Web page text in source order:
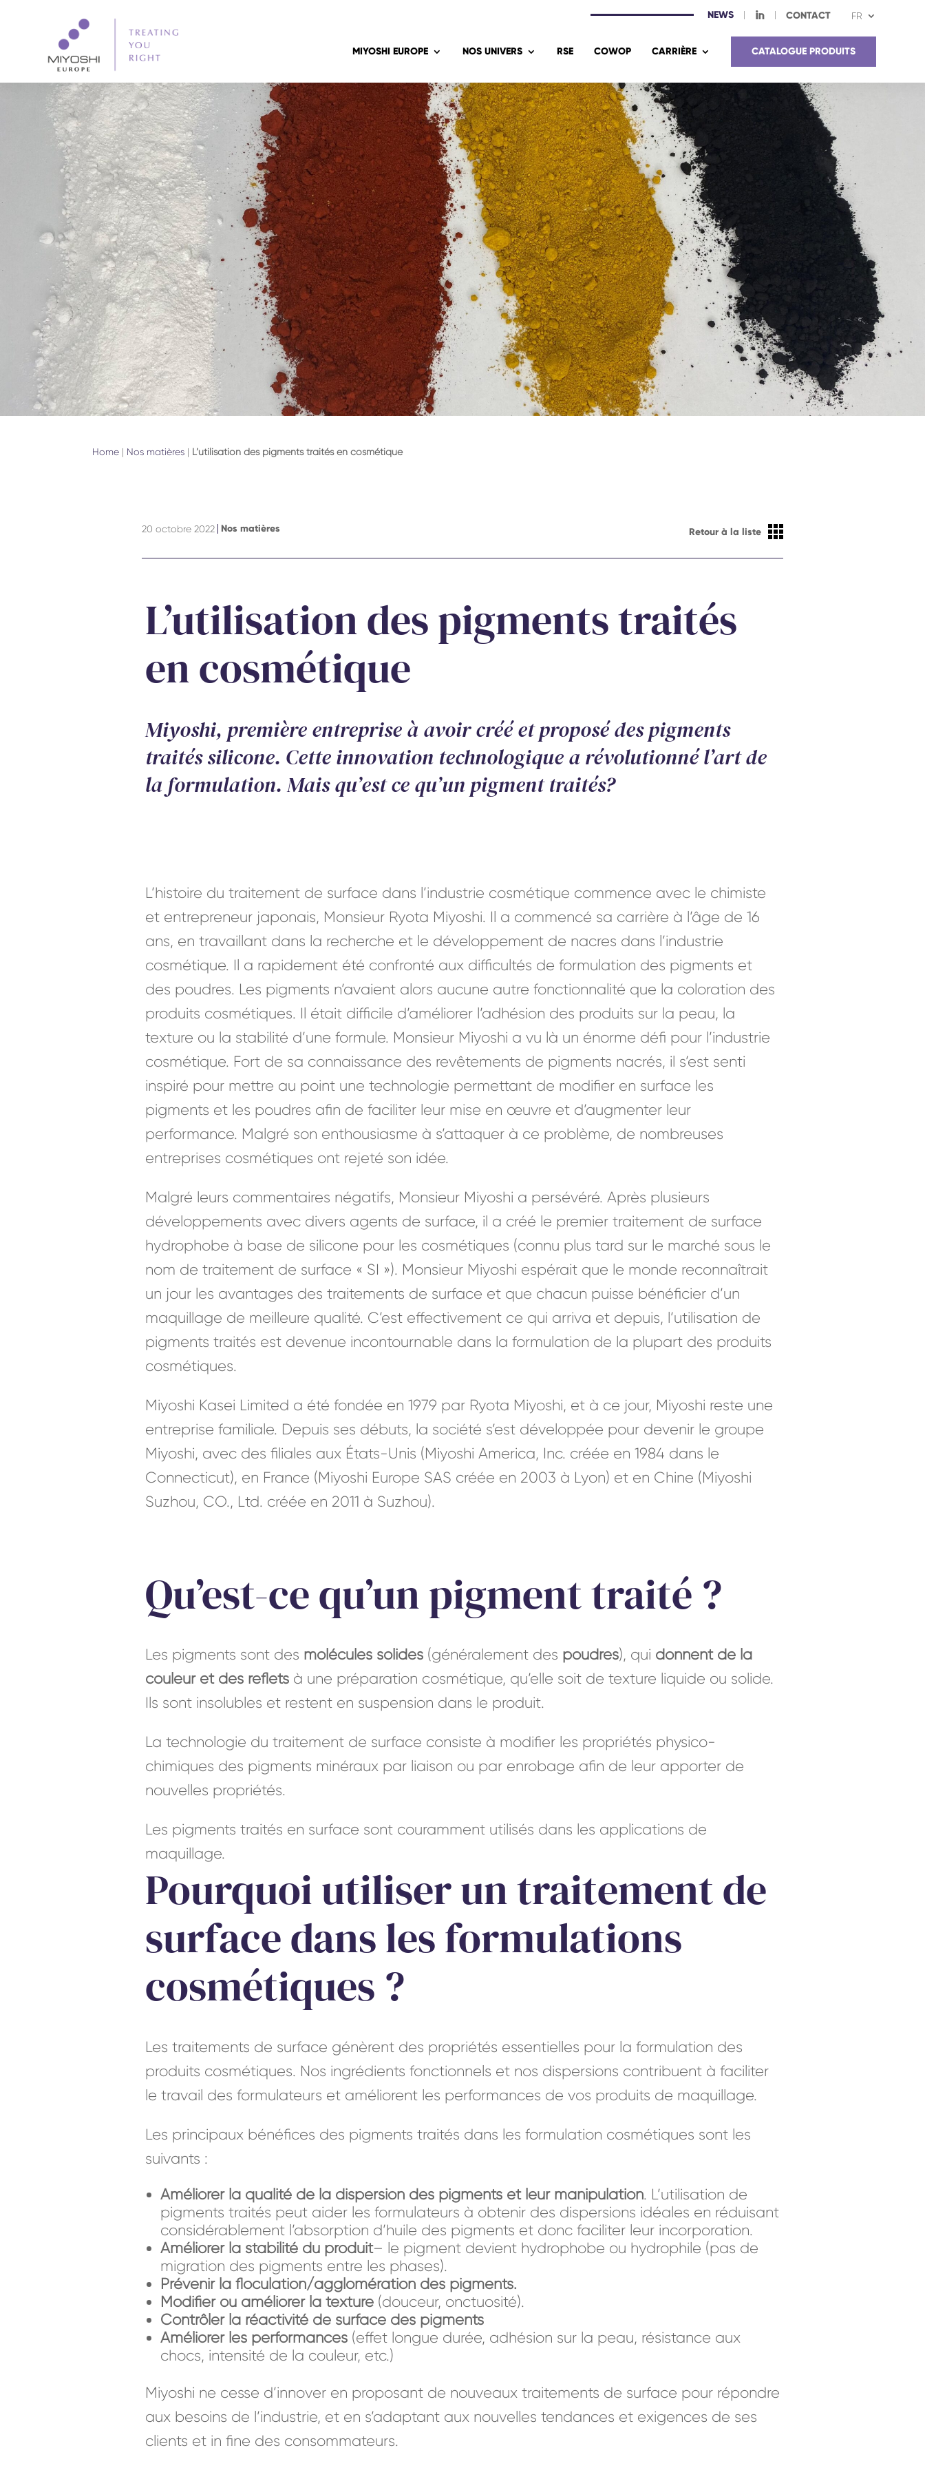
NEWS I CONTACT FR
MIYOSHI EUROPE NOS UNIVERS RSE COWOP CARRIÈRE CATALOGUE PRODUITS
Home | Nos matières | L’utilisation des pigments traités en cosmétique
20 octobre 2022 Nos matières Retour à la liste
L’utilisation des pigments traités
en cosmétique
Miyoshi, première entreprise à avoir créé et proposé des pigments
traités silicone. Cette innovation technologique a révolutionné l’art de
la formulation. Mais qu’est ce qu’un pigment traités?
L’histoire du traitement de surface dans l’industrie cosmétique commence avec le chimiste
et entrepreneur japonais, Monsieur Ryota Miyoshi. Il a commencé sa carrière à l’âge de 16
ans, en travaillant dans la recherche et le développement de nacres dans l’industrie
cosmétique. Il a rapidement été confronté aux difficultés de formulation des pigments et
des poudres. Les pigments n’avaient alors aucune autre fonctionnalité que la coloration des
produits cosmétiques. Il était difficile d’améliorer l’adhésion des produits sur la peau, la
texture ou la stabilité d’une formule. Monsieur Miyoshi a vu là un énorme défi pour l’industrie
cosmétique. Fort de sa connaissance des revêtements de pigments nacrés, il s’est senti
inspiré pour mettre au point une technologie permettant de modifier en surface les
pigments et les poudres afin de faciliter leur mise en œuvre et d’augmenter leur
performance. Malgré son enthousiasme à s’attaquer à ce problème, de nombreuses
entreprises cosmétiques ont rejeté son idée.
Malgré leurs commentaires négatifs, Monsieur Miyoshi a persévéré. Après plusieurs
développements avec divers agents de surface, il a créé le premier traitement de surface
hydrophobe à base de silicone pour les cosmétiques (connu plus tard sur le marché sous le
nom de traitement de surface « SI »). Monsieur Miyoshi espérait que le monde reconnaîtrait
un jour les avantages des traitements de surface et que chacun puisse bénéficier d’un
maquillage de meilleure qualité. C’est effectivement ce qui arriva et depuis, l’utilisation de
pigments traités est devenue incontournable dans la formulation de la plupart des produits
cosmétiques.
Miyoshi Kasei Limited a été fondée en 1979 par Ryota Miyoshi, et à ce jour, Miyoshi reste une
entreprise familiale. Depuis ses débuts, la société s’est développée pour devenir le groupe
Miyoshi, avec des filiales aux États-Unis (Miyoshi America, Inc. créée en 1984 dans le
Connecticut), en France (Miyoshi Europe SAS créée en 2003 à Lyon) et en Chine (Miyoshi
Suzhou, CO., Ltd. créée en 2011 à Suzhou).
Qu’est-ce qu’un pigment traité ?
Les pigments sont des molécules solides (généralement des poudres), qui donnent de la
couleur et des refletsà une préparation cosmétique, qu’elle soit de texture liquide ou solide.
Ils sont insolubles et restent en suspension dans le produit.
La technologie du traitement de surface consiste à modifier les propriétés physico-
chimiques des pigments minéraux par liaison ou par enrobage afin de leur apporter de
nouvelles propriétés.
Les pigments traités en surface sont couramment utilisés dans les applications de
maquillage.
Pourquoi utiliser un traitement de
surface dans les formulations
cosmétiques ?
Les traitements de surface génèrent des propriétés essentielles pour la formulation des
produits cosmétiques. Nos ingrédients fonctionnels et nos dispersions contribuent à faciliter
le travail des formulateurs et améliorent les performances de vos produits de maquillage.
Les principaux bénéfices des pigments traités dans les formulation cosmétiques sont les
suivants :
Améliorer la qualité de la dispersion des pigments et leur manipulation. L’utilisation de
pigments traités peut aider les formulateurs à obtenir des dispersions idéales en réduisant
considérablement l’absorption d’huile des pigments et donc faciliter leur incorporation.
Améliorer la stabilité du produit– le pigment devient hydrophobe ou hydrophile (pas de
migration des pigments entre les phases).
Prévenir la floculation/agglomération des pigments.
Modifier ou améliorer la texture(douceur, onctuosité).
Contrôler la réactivité de surface des pigments
Améliorer les performances (effet longue durée, adhésion sur la peau, résistance aux
chocs, intensité de la couleur, etc.)
Miyoshi ne cesse d’innover en proposant de nouveaux traitements de surface pour répondre
aux besoins de l’industrie, et en s’adaptant aux nouvelles tendances et exigences de ses
clients et in fine des consommateurs.